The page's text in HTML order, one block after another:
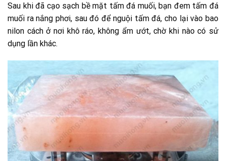
Sau khi đã cạo sạch bề mặt tấm đá muối, bạn đem tấm đá
muối ra nắng phơi, sau đó để nguội tấm đá, cho lại vào bao
nilon cách ở nơi khô ráo, không ẩm ướt, chờ khi nào có sử
dụng lần khác.